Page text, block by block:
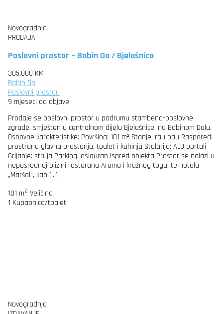
Novogradnja
PRODAJA
Poslovni prostor – Babin Do / Bjelašnica
305,000 KM
Babin Do
Poslovni prostori
9 mjeseci od objave
Prodaje se poslovni prostor u podrumu stambeno-poslovne
zgrade, smješten u centralnom dijelu Bjelašnice, na Babinom Dolu.
Osnovne karakteristike: Površina: 101 m² Stanje: rau bau Raspored:
prostrana glavna prostorija, toalet i kuhinja Stolarija: ALU portali
Grijanje: struja Parking: osiguran ispred objekta Prostor se nalazi u
neposrednoj blizini restorana Aroma i kružnog toga, te hotela
„Maršal“, kao […]
101 m2 Veličina
1 Kupaonica/toalet
Novogradnja